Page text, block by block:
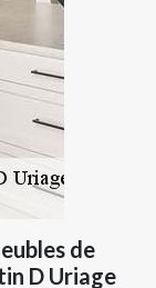
de
D Uriage